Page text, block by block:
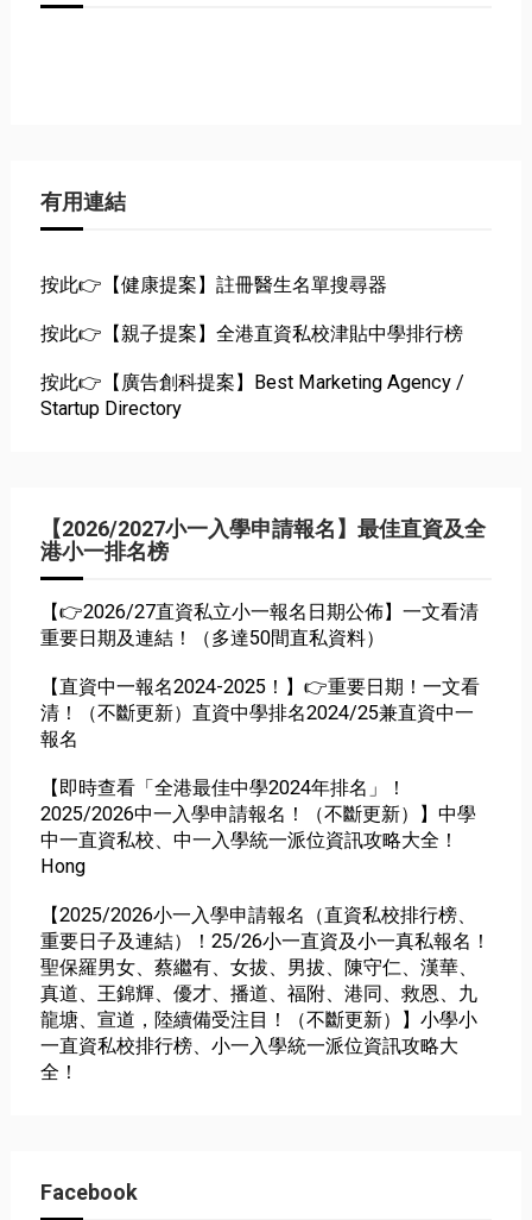
有用連結
按此👉【健康提案】註冊醫生名單搜尋器
按此👉【親子提案】全港直資私校津貼中學排行榜
按此👉【廣告創科提案】Best Marketing Agency /
Startup Directory
【2026/2027小一入學申請報名】最佳直資及全
港小一排名榜
【👉2026/27直資私立小一報名日期公佈】一文看清
重要日期及連結！（多達50間直私資料）
【直資中一報名2024-2025！】👉重要日期！一文看
清！（不斷更新）直資中學排名2024/25兼直資中一
報名
【即時查看「全港最佳中學2024年排名」！
2025/2026中一入學申請報名！（不斷更新）】中學
中一直資私校、中一入學統一派位資訊攻略大全！
Hong
【2025/2026小一入學申請報名（直資私校排行榜、
重要日子及連結）！25/26小一直資及小一真私報名！
聖保羅男女、蔡繼有、女拔、男拔、陳守仁、漢華、
真道、王錦輝、優才、播道、福附、港同、救恩、九
龍塘、宣道，陸續備受注目！（不斷更新）】小學小
一直資私校排行榜、小一入學統一派位資訊攻略大
全！
Facebook